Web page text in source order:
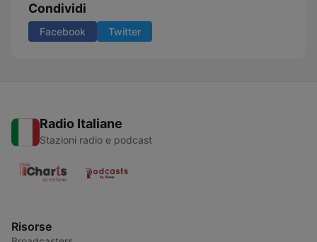
Condividi
Facebook Twitter
Radio Italiane
Stazioni radio e podcast
Risorse